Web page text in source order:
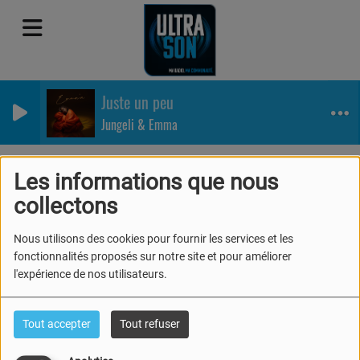
Les informations que nous
collectons
Nous utilisons des cookies pour fournir les services et les
fonctionnalités proposés sur notre site et pour améliorer
l'expérience de nos utilisateurs.
Tout accepter Tout refuser
Juste un peu
Jungeli & Emma